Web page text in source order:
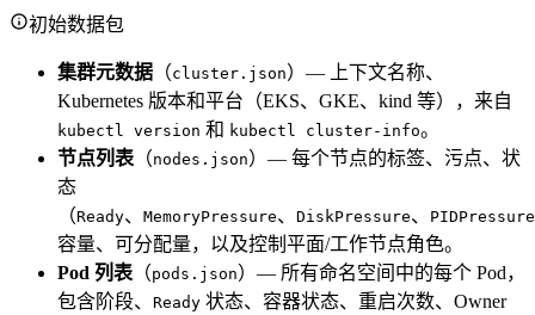
初始数据包
集群元数据 （cluster.json）— 上下文名称、
Kubernetes 版本和平台（EKS、GKE、kind 等），来自
kubectl version 和 kubectl cluster-info。
节点列表 （nodes.json）— 每个节点的标签、污点、状
态
（Ready、 MemoryPressure、 DiskPressure、 PIDPressure
容量、可分配量，以及控制平面/工作节点角色。
Pod 列表 （pods.json）— 所有命名空间中的每个 Pod，
包含阶段、 Ready 状态、容器状态、重启次数、Owner